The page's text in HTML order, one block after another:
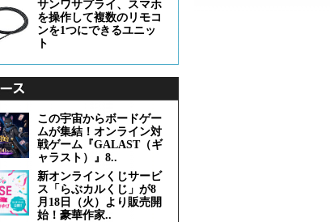
サンワサプライ、スマホ
を操作して複数のリモコ
ンを1つにできるユニッ
ト
この宇宙からボードゲー
ムが集結！オンライン対
戦ゲーム『GALAST（ギ
ャラスト）』8..
新オンラインくじサービ
ス「らぶカルくじ」が8
月18日（火）より販売開
始！豪華作家..